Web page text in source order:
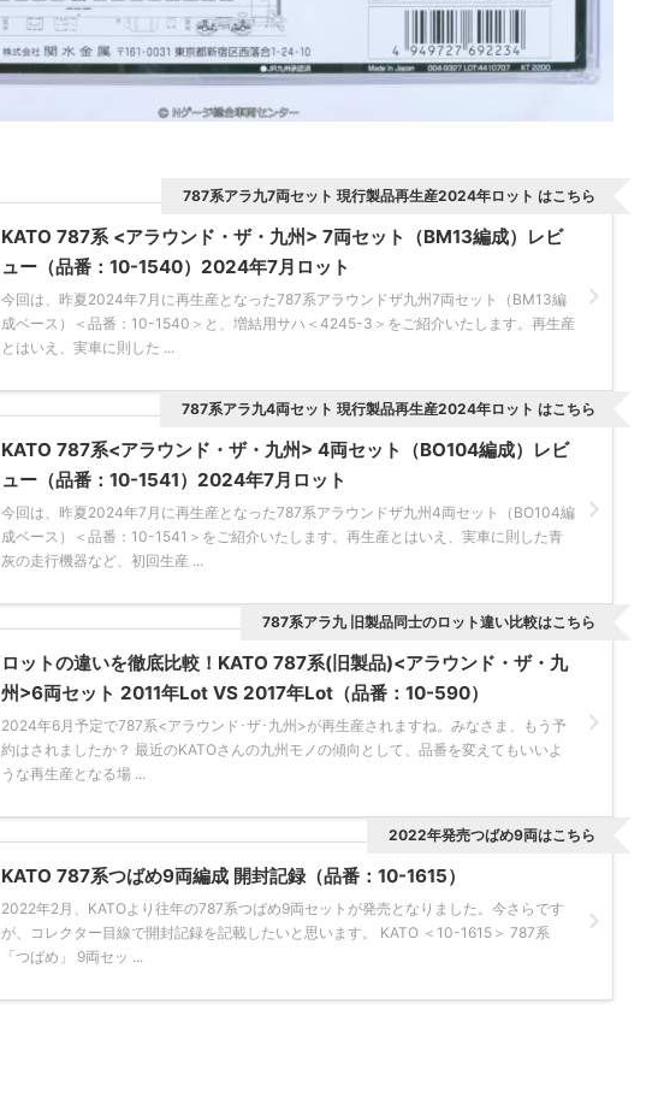
KATO 787系 <アラウンド・ザ・九州> 7両セット（BM13編成）レビ
ュー（品番：10-1540）2024年7月ロット
今回は、昨夏2024年7月に再生産となった787系アラウンドザ九州7両セット（BM13編
成ベース）＜品番：10-1540＞と、増結用サハ＜4245-3＞をご紹介いたします。再生産
とはいえ、実車に則した ...
787系アラ九7両セット 現行製品再生産2024年ロット はこちら
KATO 787系<アラウンド・ザ・九州> 4両セット（BO104編成）レビ
ュー（品番：10-1541）2024年7月ロット
今回は、昨夏2024年7月に再生産となった787系アラウンドザ九州4両セット（BO104編
成ベース）＜品番：10-1541＞をご紹介いたします。再生産とはいえ、実車に則した青
灰の走行機器など、初回生産 ...
787系アラ九4両セット 現行製品再生産2024年ロット はこちら
ロットの違いを徹底比較！KATO 787系(旧製品)<アラウンド・ザ・九
州>6両セット 2011年Lot VS 2017年Lot（品番：10-590）
2024年6月予定で787系<アラウンド･ザ･九州>が再生産されますね。みなさま、もう予
約はされましたか？ 最近のKATOさんの九州モノの傾向として、品番を変えてもいいよ
うな再生産となる場 ...
787系アラ九 旧製品同士のロット違い比較はこちら
KATO 787系つばめ9両編成 開封記録（品番：10-1615）
2022年2月、KATOより往年の787系つばめ9両セットが発売となりました。今さらです
が、コレクター目線で開封記録を記載したいと思います。 KATO ＜10-1615＞ 787系
「つばめ」 9両セッ ...
2022年発売つばめ9両はこちら